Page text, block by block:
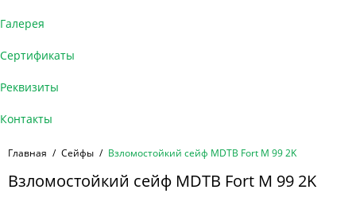
Галерея
Сертификаты
Реквизиты
Контакты
Главная Сейфы Взломостойкий сейф MDTB Fort M 99 2K
Взломостойкий сейф MDTB Fort M 99 2K